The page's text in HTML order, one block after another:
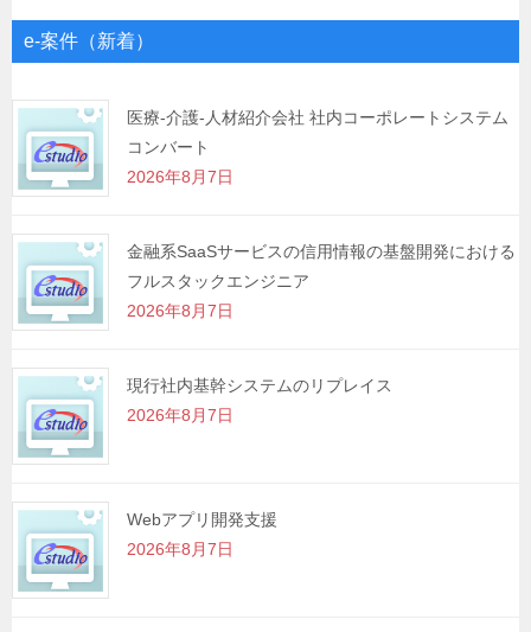
ゲ
シ
ョ
ン
e-案件（新着）
医療-介護-人材紹介会社 社内コーポレートシステム
コンバート
2026年8月7日
金融系SaaSサービスの信用情報の基盤開発における
フルスタックエンジニア
2026年8月7日
現行社内基幹システムのリプレイス
2026年8月7日
Webアプリ開発支援
2026年8月7日